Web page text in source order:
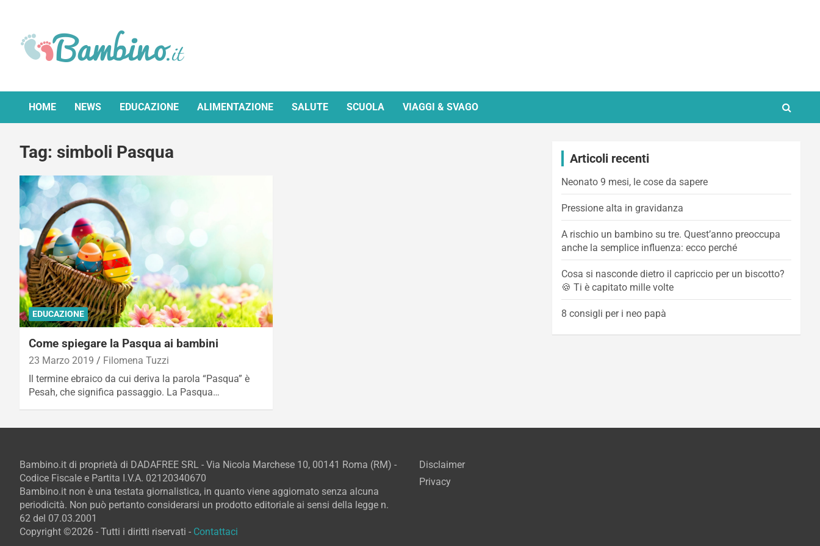
content
Bambino.it
HOME NEWS EDUCAZIONE ALIMENTAZIONE SALUTE SCUOLA VIAGGI & SVAGO
Tag: simboli Pasqua
EDUCAZIONE
Come spiegare la Pasqua ai bambini
23 Marzo 2019
Filomena Tuzzi
Il termine ebraico da cui deriva la parola “Pasqua” è
Pesah, che significa passaggio. La Pasqua…
Articoli recenti
Neonato 9 mesi, le cose da sapere
Pressione alta in gravidanza
A rischio un bambino su tre. Quest’anno preoccupa
anche la semplice influenza: ecco perché
Cosa si nasconde dietro il capriccio per un biscotto?
🍪 Ti è capitato mille volte
8 consigli per i neo papà
Bambino.it di proprietà di DADAFREE SRL - Via Nicola Marchese 10, 00141 Roma (RM) -
Codice Fiscale e Partita I.V.A. 02120340670
Bambino.it non è una testata giornalistica, in quanto viene aggiornato senza alcuna
periodicità. Non può pertanto considerarsi un prodotto editoriale ai sensi della legge n.
62 del 07.03.2001
Copyright ©2026 - Tutti i diritti riservati - Contattaci
Disclaimer
Privacy